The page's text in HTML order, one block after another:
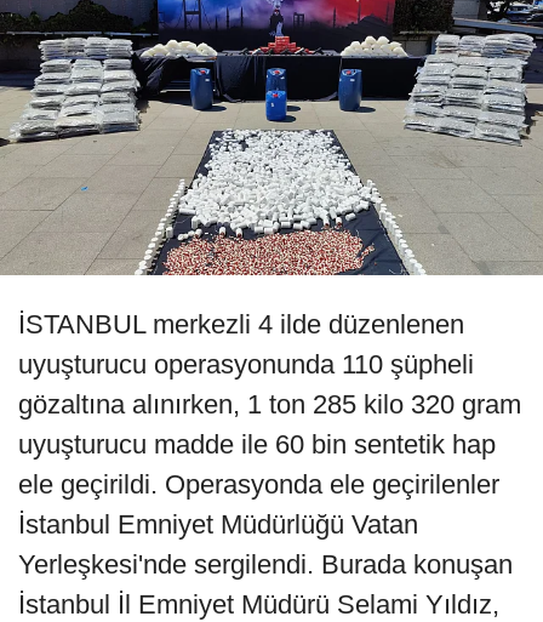
İSTANBUL merkezli 4 ilde düzenlenen
uyuşturucu operasyonunda 110 şüpheli
gözaltına alınırken, 1 ton 285 kilo 320 gram
uyuşturucu madde ile 60 bin sentetik hap
ele geçirildi. Operasyonda ele geçirilenler
İstanbul Emniyet Müdürlüğü Vatan
Yerleşkesi'nde sergilendi. Burada konuşan
İstanbul İl Emniyet Müdürü Selami Yıldız,